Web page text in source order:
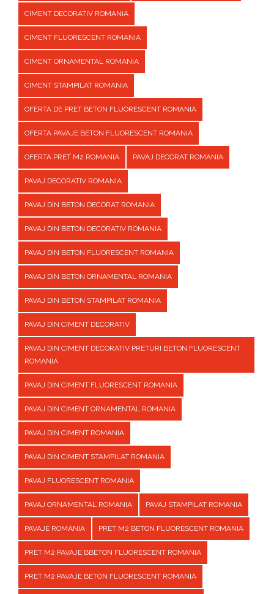
CIMENT DECORATIV ROMANIA
CIMENT FLUORESCENT ROMANIA
CIMENT ORNAMENTAL ROMANIA
CIMENT STAMPILAT ROMANIA
OFERTA DE PRET BETON FLUORESCENT ROMANIA
OFERTA PAVAJE BETON FLUORESCENT ROMANIA
OFERTA PRET M2 ROMANIA PAVAJ DECORAT ROMANIA
PAVAJ DECORATIV ROMANIA
PAVAJ DIN BETON DECORAT ROMANIA
PAVAJ DIN BETON DECORATIV ROMANIA
PAVAJ DIN BETON FLUORESCENT ROMANIA
PAVAJ DIN BETON ORNAMENTAL ROMANIA
PAVAJ DIN BETON STAMPILAT ROMANIA
PAVAJ DIN CIMENT DECORATIV
PAVAJ DIN CIMENT DECORATIV PRETURI BETON FLUORESCENT
ROMANIA
PAVAJ DIN CIMENT FLUORESCENT ROMANIA
PAVAJ DIN CIMENT ORNAMENTAL ROMANIA
PAVAJ DIN CIMENT ROMANIA
PAVAJ DIN CIMENT STAMPILAT ROMANIA
PAVAJ FLUORESCENT ROMANIA
PAVAJ ORNAMENTAL ROMANIA PAVAJ STAMPILAT ROMANIA
PAVAJE ROMANIA PRET M2 BETON FLUORESCENT ROMANIA
PRET M2 PAVAJE BBETON FLUORESCENT ROMANIA
PRET M2 PAVAJE BETON FLUORESCENT ROMANIA